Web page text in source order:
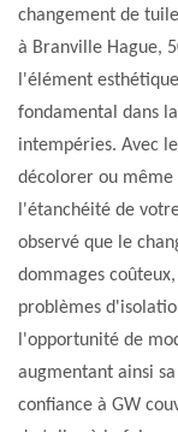
changement de
à Branville Hague,
l'élément
fondamental dans
intempéries. Avec
décolorer ou
l'étanchéité de
observé que le
dommages
problèmes
l'opportunité de
augmentant ainsi
confiance à GW